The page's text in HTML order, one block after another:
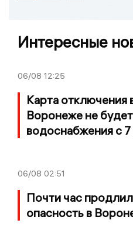
Интересные
06/08 12:25
Карта отключения
Воронеже не
водоснабжения с 7
06/08 02:51
Почти час
опасность в